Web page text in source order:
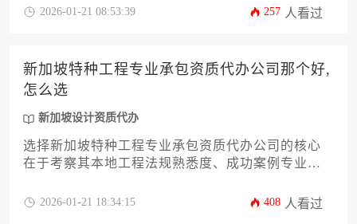
验证、多维度比对的筛选策略，结合自身项目特性
2026-01-21 08:53:39 257 人看过
新加坡特种工程专业承包资质代办公司那个好,
怎么选
新加坡设计资质代办
选择新加坡特种工程专业承包资质代办公司的核心
在于考察其本地工程法规熟悉度、成功案例专业性
验，能针对地下结构、预应力工程等特殊领域提供
2026-01-21 18:34:15 408 人看过